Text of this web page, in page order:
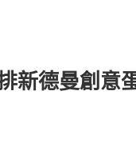
新德曼創意